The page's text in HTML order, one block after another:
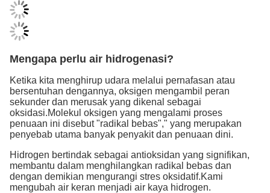
Mengapa perlu air hidrogenasi?
Ketika kita menghirup udara melalui pernafasan atau
bersentuhan dengannya, oksigen mengambil peran
sekunder dan merusak yang dikenal sebagai
oksidasi.Molekul oksigen yang mengalami proses
penuaan ini disebut "radikal bebas"," yang merupakan
penyebab utama banyak penyakit dan penuaan dini.
Hidrogen bertindak sebagai antioksidan yang signifikan,
membantu dalam menghilangkan radikal bebas dan
dengan demikian mengurangi stres oksidatif.Kami
mengubah air keran menjadi air kaya hidrogen.